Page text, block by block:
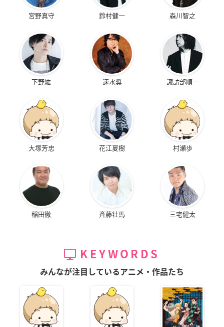
宮野真守 鈴村健一 森川智之
下野紘 速水奨 諏訪部順一
大塚芳忠 花江夏樹 村瀬歩
稲田徹 斉藤壮馬 三宅健太
KEYWORDS
みんなが注目しているアニメ・作品たち